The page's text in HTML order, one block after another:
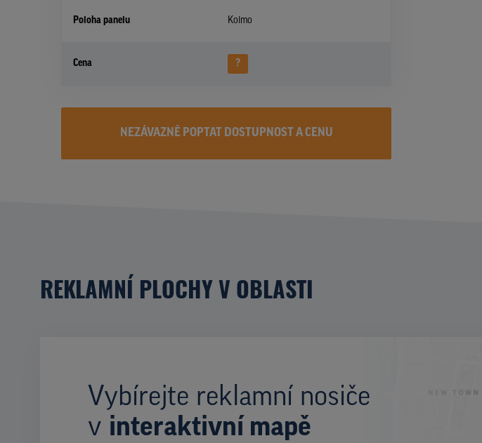
Poloha panelu Kolmo
Cena ?
NEZÁVAZNĚ POPTAT DOSTUPNOST A CENU
REKLAMNÍ PLOCHY V OBLASTI
Vybírejte reklamní nosiče
v interaktivní mapě